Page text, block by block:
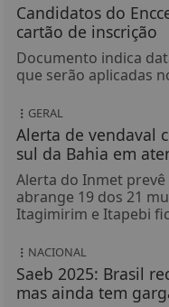
Candidatos do
cartão de inscrição
Documento indica
que serão aplicadas
GERAL
Alerta de vendaval
sul da Bahia em
Alerta do Inmet
abrange 19 dos 21
Itagimirim e Itapebi
NACIONAL
Saeb 2025: Brasil
mas ainda tem